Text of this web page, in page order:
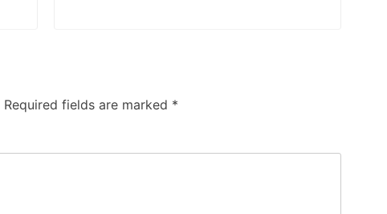
Required fields are marked *